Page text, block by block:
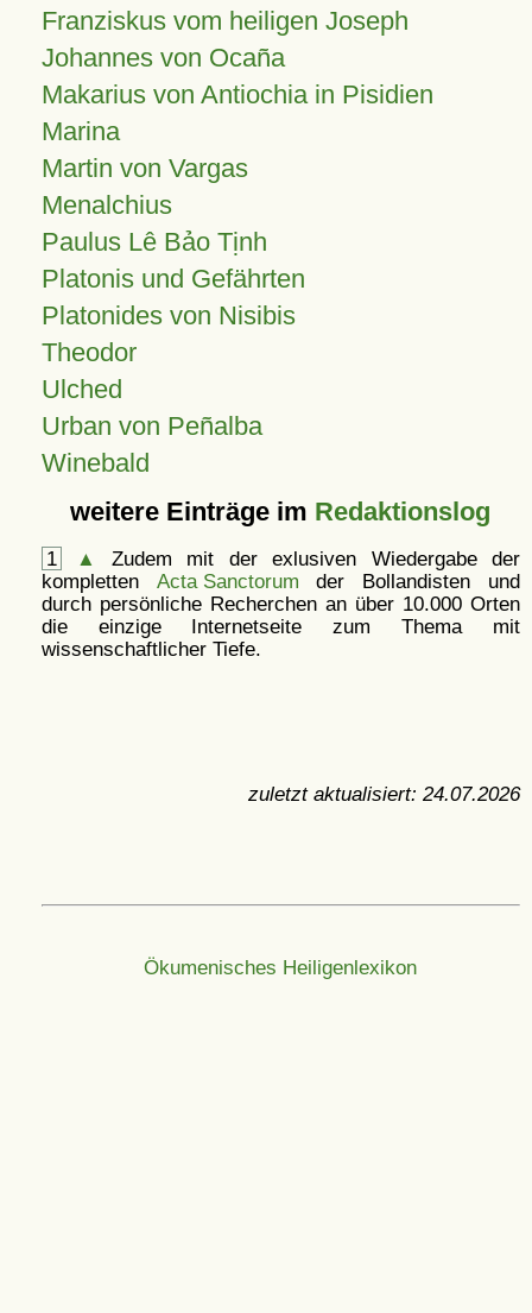
Franziskus vom heiligen Joseph
Johannes von Ocaña
Makarius von Antiochia in Pisidien
Marina
Martin von Vargas
Menalchius
Paulus Lê Bảo Tịnh
Platonis und Gefährten
Platonides von Nisibis
Theodor
Ulched
Urban von Peñalba
Winebald
weitere Einträge im Redaktionslog
1 ▲
Zudem mit der exlusiven Wiedergabe der
kompletten Acta Sanctorum der Bollandisten und
durch persönliche Recherchen an über 10.000 Orten
die einzige Internetseite zum Thema mit
wissenschaftlicher Tiefe.
zuletzt aktualisiert: 24.07.2026
Ökumenisches Heiligenlexikon